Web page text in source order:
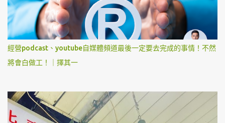
經營podcast、youtube自媒體頻道最後一定要去完成的事情！不然
將會白做工！｜擇其一